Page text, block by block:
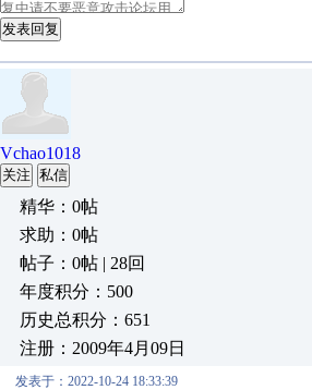
发表回复
Vchao1018
关注 私信
精华：0帖
求助：0帖
帖子：0帖 | 28回
年度积分：500
历史总积分：651
注册：2009年4月09日
发表于：2022-10-24 18:33:39